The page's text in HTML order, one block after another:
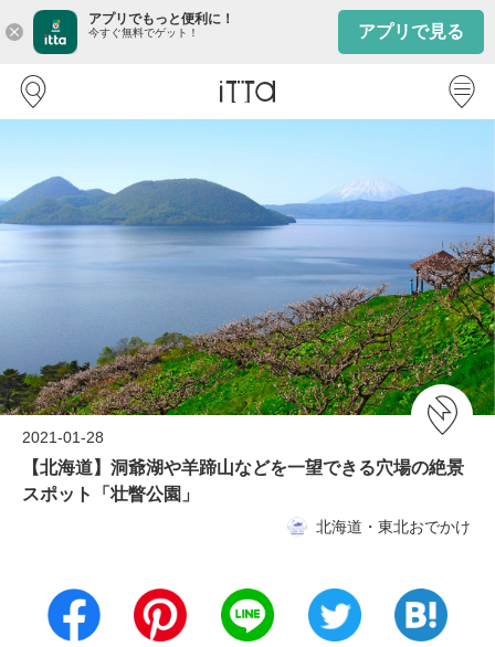
close
アプリでもっと便利に！
今すぐ無料でゲット！ アプリで見る
2021-01-28
【北海道】洞爺湖や羊蹄山などを一望できる穴場の絶景
スポット「壮瞥公園」
北海道・東北おでかけ